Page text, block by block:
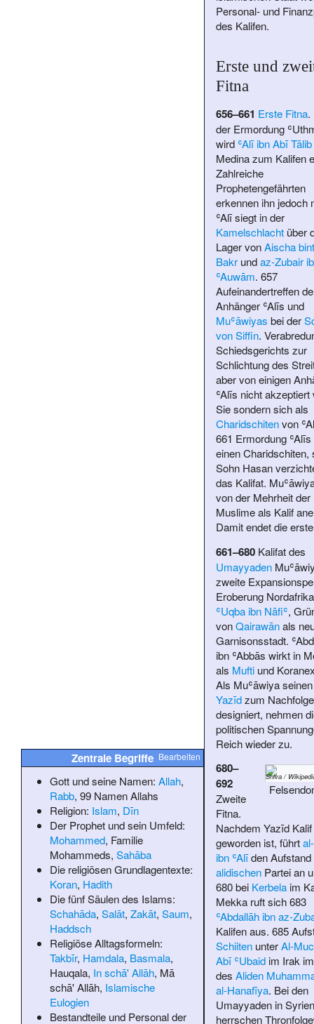
Bearbeiten
Zentrale Begriffe
Gott und seine Namen: Allah,
Rabb, 99 Namen Allahs
Religion: Islam, Dīn
Der Prophet und sein Umfeld:
Mohammed, Familie
Mohammeds, Sahāba
Die religiösen Grundlagentexte:
Koran, Hadith
Die fünf Säulen des Islams:
Schahāda, Salāt, Zakāt, Saum,
Haddsch
Religiöse Alltagsformeln:
Takbīr, Hamdala, Basmala,
Hauqala, In schā' Allāh, Mā
schā' Allāh, Islamische
Eulogien
Bestandteile und Personal der
Personal- und
des Kalifen.
Erste und
Fitna
656–661 Erste Fitna.
der Ermordung
wird ʿAlī ibn Abī Tālib
Medina zum Kalifen
Zahlreiche
Prophetengefährten
erkennen ihn jedoch
ʿAlī siegt in der
Kamelschlachtüber
Lager vonAischa
Bakrundaz-Zubair
ʿAuwām. 657
Aufeinandertreffen
Anhänger ʿAlīs und
Muʿāwiyas bei der
von Siffin.
Schiedsgerichts zur
Schlichtung des
aber von einigen
ʿAlīs nicht akzeptiert
Sie sondern sich als
Charidschitenvon
661 Ermordung
einen Charidschiten,
Sohn Hasan
das Kalifat.
von der Mehrheit der
Muslime als Kalif
Damit endet die
661–680Kalifat des
Umayyaden
zweite
Eroberung
ʿUqba ibn Nāfiʿ,
vonQairawānals
Garnisonsstadt.
ibn ʿAbbās wirkt in
als Muftiund
Als Muʿāwiya
Yazīdzum
designiert, nehmen
politischen
Reich wieder zu.
(c) Andrew Shiva /
680–
692
Zweite
Fitna.
Nachdem Yazīd Kalif
geworden ist, führt
ibn ʿAlīden Aufstand
alidischenPartei an
680 bei Kerbelaim
Mekka ruft sich 683
ʿAbdallāh ibn az-
Kalifen aus. 685
SchiitenunterAl-
Abī ʿUbaidim Irak
des Aliden
al-Hanafīya. Bei den
Umayyaden in Syrien
herrschen